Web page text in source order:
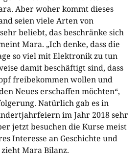
Aber woher kommt dieses
seien viele Arten von
beliebt, das beschränke sich
Mara. „Ich denke, dass die
so viel mit Elektronik zu tun
damit beschäftigt sind, dass
freibekommen wollen und
Neues erschaffen möchten“,
Natürlich gab es in
im Jahr 2018 sehr
jetzt besuchen die Kurse meist
Interesse an Geschichte und
Mara Bilanz.